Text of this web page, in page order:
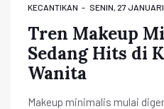
KECANTIKAN SENIN, 27
Tren Makeup
Sedang Hits di
Wanita
Makeup minimalis mulai